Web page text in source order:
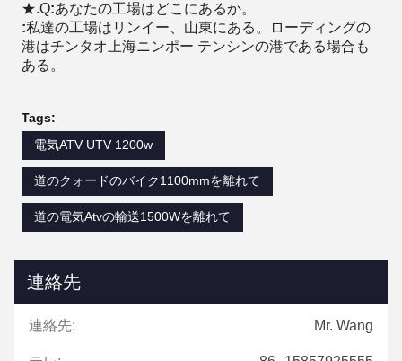
★.Q:あなたの工場はどこにあるか。
:私達の工場はリンイー、山東にある。ローディングの
港はチンタオ上海ニンポー テンシンの港である場合も
ある。
Tags:
電気ATV UTV 1200w
道のクォードのバイク1100mmを離れて
道の電気Atvの輸送1500Wを離れて
連絡先
連絡先: Mr. Wang